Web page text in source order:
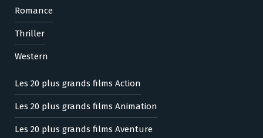
Romance
Thriller
Western
Les 20 plus grands films Action
Les 20 plus grands films Animation
Les 20 plus grands films Aventure